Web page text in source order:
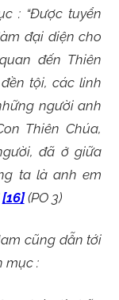
: “Được tuyển
đại diện cho
đến Thiên
tội, các linh
người anh
Thiên Chúa,
đã ở giữa
ta là anh em
[16](PO 3)
cũng dẫn tới
mục :